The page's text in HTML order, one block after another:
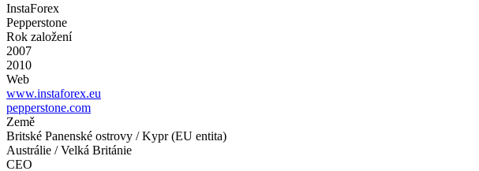
InstaForex
Pepperstone
Rok založení
2007
2010
Web
www.instaforex.eu
pepperstone.com
Země
Britské Panenské ostrovy / Kypr (EU entita)
Austrálie / Velká Británie
CEO